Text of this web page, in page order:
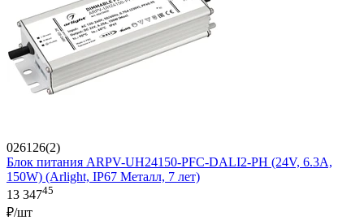
026126(2)
Блок питания ARPV-UH24150-PFC-DALI2-PH (24V, 6.3A,
150W) (Arlight, IP67 Металл, 7 лет)
13 34745
₽/шт